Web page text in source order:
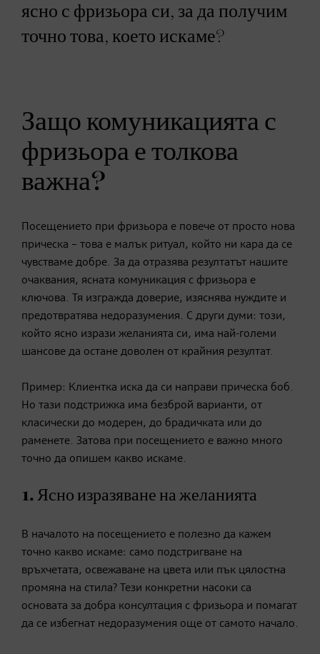
ясно с фризьора си, за да получим
точно това, което искаме?
Защо комуникацията с
фризьора е толкова
важна?
Посещението при фризьора е повече от просто нова
прическа – това е малък ритуал, който ни кара да се
чувстваме добре. За да отразява резултатът нашите
очаквания, ясната комуникация с фризьора е
ключова. Тя изгражда доверие, изяснява нуждите и
предотвратява недоразумения. С други думи: този,
който ясно изрази желанията си, има най-големи
шансове да остане доволен от крайния резултат.
Пример: Клиентка иска да си направи прическа боб.
Но тази подстрижка има безброй варианти, от
класически до модерен, до брадичката или до
раменете. Затова при посещението е важно много
точно да опишем какво искаме.
1. Ясно изразяване на желанията
В началото на посещението е полезно да кажем
точно какво искаме: само подстригване на
връхчетата, освежаване на цвета или пък цялостна
промяна на стила? Тези конкретни насоки са
основата за добра консултация с фризьора и помагат
да се избегнат недоразумения още от самото начало.